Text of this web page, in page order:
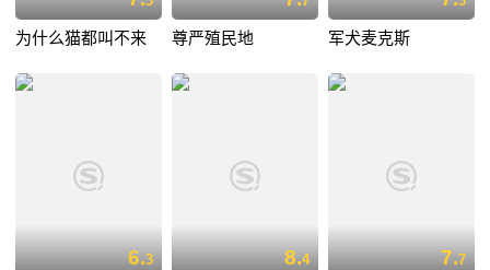
为什么猫都叫不来 尊严殖民地 军犬麦克斯
6.3 8.4 7.7